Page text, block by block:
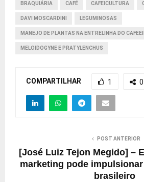
BRAQUIÁRIA CAFÉ CAFEICULTURA
DAVI MOSCARDINI LEGUMINOSAS
MANEJO DE PLANTAS NA ENTRELINHA DO
MELOIDOGYNE E PRATYLENCHUS
COMPARTILHAR 1 0
POST ANTERIOR
[José Luiz Tejon Megido] –
marketing pode
brasileiro